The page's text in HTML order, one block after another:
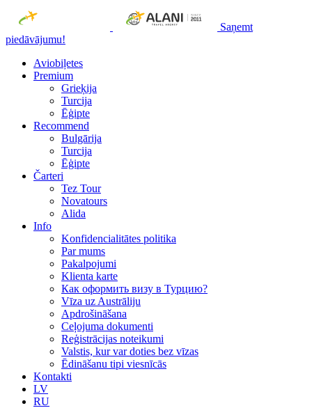
Saņemt
piedāvājumu!
Aviobiļetes
Premium
Grieķija
Turcija
Ēģipte
Recommend
Bulgārija
Turcija
Ēģipte
Čarteri
Tez Tour
Novatours
Alida
Info
Konfidencialitātes politika
Par mums
Рakalpojumi
Klienta karte
Как оформить визу в Турцию?
Vīza uz Austrāliju
Apdrošināšana
Ceļojuma dokumenti
Reģistrācijas noteikumi
Valstis, kur var doties bez vīzas
Ēdināšanu tipi viesnīcās
Kontakti
LV
RU